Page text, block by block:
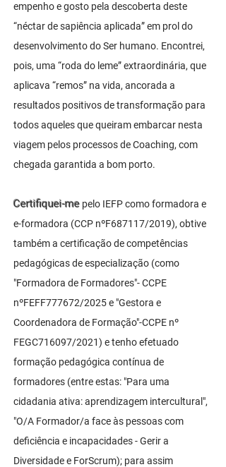
empenho e gosto pela descoberta deste
“néctar de sapiência aplicada” em prol do
desenvolvimento do Ser humano. Encontrei,
pois, uma “roda do leme” extraordinária, que
aplicava “remos” na vida, ancorada a
resultados positivos de transformação para
todos aqueles que queiram embarcar nesta
viagem pelos processos de Coaching, com
chegada garantida a bom porto.
Certifiquei-me pelo IEFP como formadora e
e-formadora (CCP nºF687117/2019), obtive
também a certificação de competências
pedagógicas de especialização (como
"Formadora de Formadores"- CCPE
nºFEFF777672/2025 e "Gestora e
Coordenadora de Formação"-CCPE nº
FEGC716097/2021) e tenho efetuado
formação pedagógica contínua de
formadores (entre estas: "Para uma
cidadania ativa: aprendizagem intercultural",
"O/A Formador/a face às pessoas com
deficiência e incapacidades - Gerir a
Diversidade e ForScrum); para assim